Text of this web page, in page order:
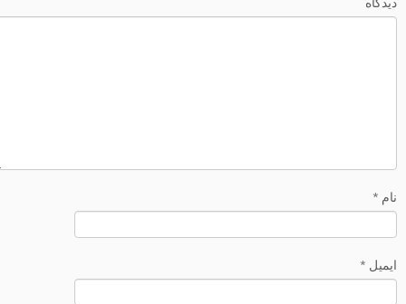
نام *
ایمیل *